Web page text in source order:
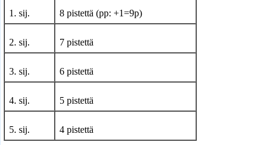
1. sij. 8 pistettä (pp: +1=9p)
2. sij. 7 pistettä
3. sij. 6 pistettä
4. sij. 5 pistettä
5. sij. 4 pistettä